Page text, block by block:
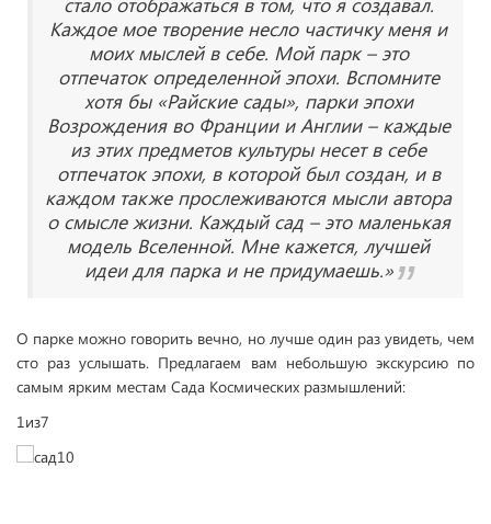
Каждое мое творение несло частичку меня и
моих мыслей в себе. Мой парк – это
отпечаток определенной эпохи. Вспомните
хотя бы «Райские сады», парки эпохи
Возрождения во Франции и Англии – каждые
из этих предметов культуры несет в себе
отпечаток эпохи, в которой был создан, и в
каждом также прослеживаются мысли автора
о смысле жизни. Каждый сад – это маленькая
модель Вселенной. Мне кажется, лучшей
идеи для парка и не придумаешь.»
О парке можно говорить вечно, но лучше один раз увидеть, чем
сто раз услышать. Предлагаем вам небольшую экскурсию по
самым ярким местам Сада Космических размышлений:
1из7